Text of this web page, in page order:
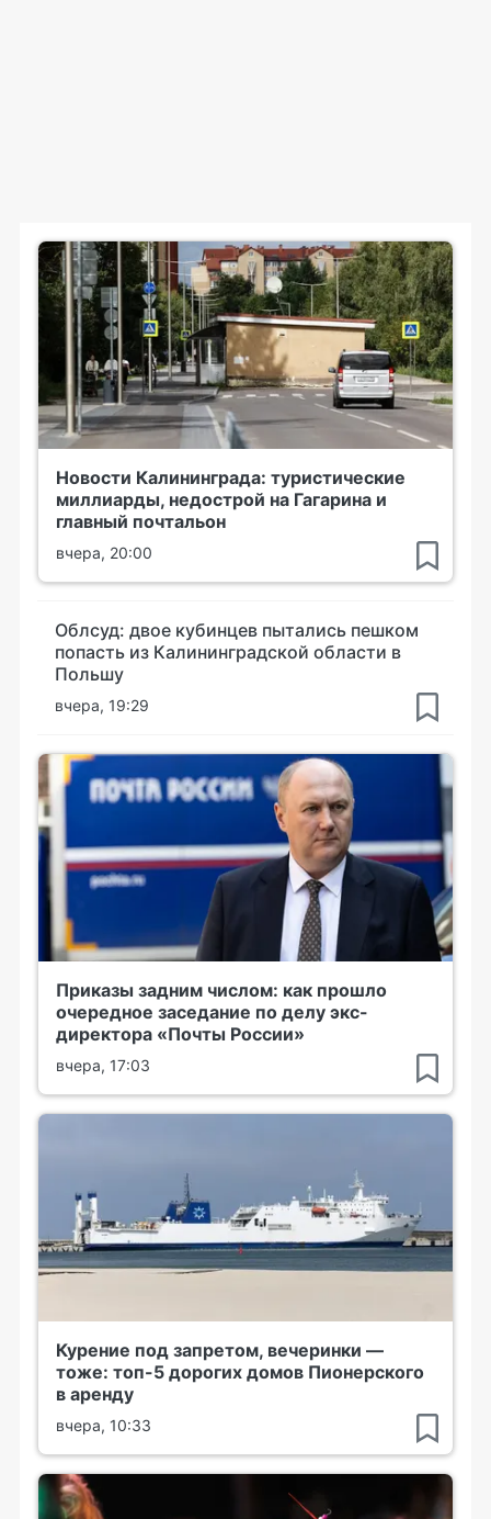
Новости Калининграда: туристические
миллиарды, недострой на Гагарина и
главный почтальон
вчера, 20:00
Облсуд: двое кубинцев пытались пешком
попасть из Калининградской области в
Польшу
вчера, 19:29
Приказы задним числом: как прошло
очередное заседание по делу экс-
директора «Почты России»
вчера, 17:03
Курение под запретом, вечеринки —
тоже: топ-5 дорогих домов Пионерского
в аренду
вчера, 10:33